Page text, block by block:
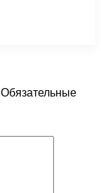
Обязательные